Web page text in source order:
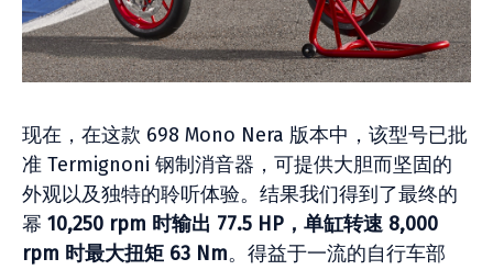
现在，在这款 698 Mono Nera 版本中，该型号已批
准 Termignoni 钢制消音器，可提供大胆而坚固的
外观以及独特的聆听体验。结果我们得到了最终的
幂 10,250 rpm 时输出 77.5 HP，单缸转速 8,000
rpm 时最大扭矩 63 Nm。得益于一流的自行车部